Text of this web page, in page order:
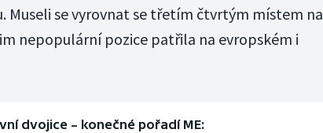
se vyrovnat se třetím čtvrtým místem na
nepopulární pozice patřila na evropském i
dvojice – konečné pořadí ME: